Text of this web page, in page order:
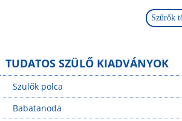
TUDATOS SZÜLŐ KIADVÁNYOK
Szülők polca
Babatanoda